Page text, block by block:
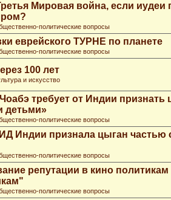
Мировая война, если иудеи
политические вопросы
еврейского ТУРНЕ по планете
политические вопросы
100 лет
и искусство
требует от Индии признать
детьми»
политические вопросы
Индии признала цыган частью
политические вопросы
репутации в кино политикам
политические вопросы